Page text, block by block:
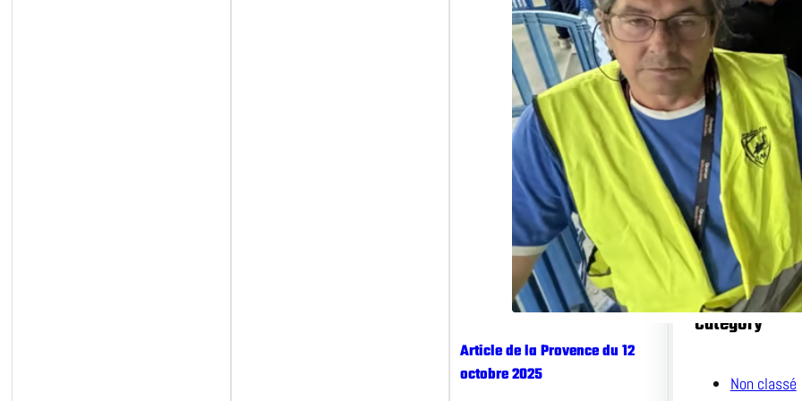
Article de la Provence du 12
octobre 2025
Archieve
juillet 2026
octobre
Category
Non classé